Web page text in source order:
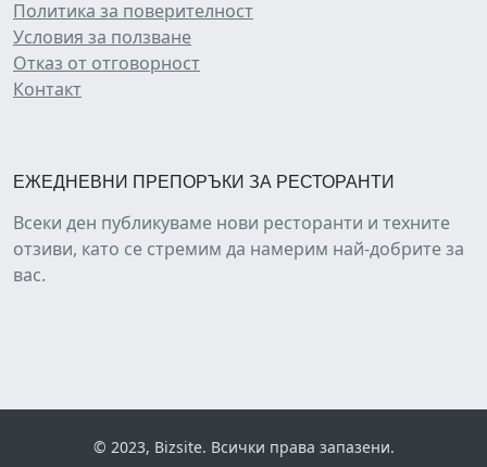
Политика за поверителност
Условия за ползване
Отказ от отговорност
Контакт
ЕЖЕДНЕВНИ ПРЕПОРЪКИ ЗА РЕСТОРАНТИ
Всеки ден публикуваме нови ресторанти и техните
отзиви, като се стремим да намерим най-добрите за
вас.
© 2023, Bizsite. Всички права запазени.